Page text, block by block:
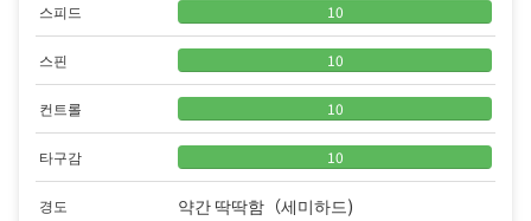
스피드 10
스핀 10
컨트롤 10
타구감 10
경도 약간 딱딱함（세미하드)